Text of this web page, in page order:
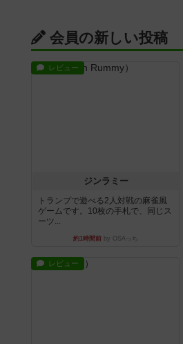
会員の新しい投稿
レビュー
ジンラミー
トランプで遊べる2人対戦の麻雀風
ゲームです。10枚の手札で、同じス
ーツ...
約1時間前 by OSAっち
レビュー